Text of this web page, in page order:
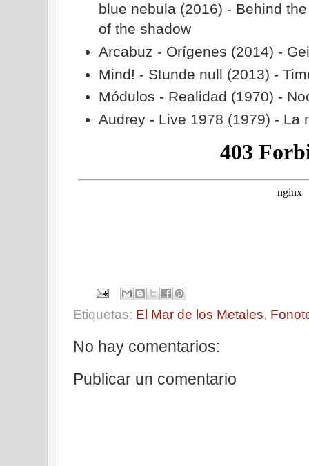
blue nebula (2016) - Behind
of the shadow
Arcabuz - Orígenes (2014) -
Mind! - Stunde null (2013) -
Módulos - Realidad (1970) -
Audrey - Live 1978 (1979) - La
Etiquetas: El Mar de los Metales,
No hay comentarios:
Publicar un comentario